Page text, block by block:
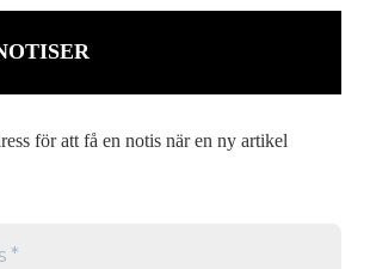
för att få en notis när en ny artikel